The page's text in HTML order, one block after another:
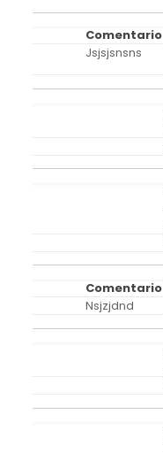
Comentario
Jsjsjsnsns
Comentario
Nsjzjdnd